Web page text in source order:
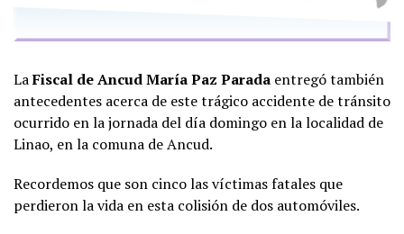
LaFiscal de Ancud María Paz Parada entregó también
antecedentes acerca de este trágico accidente de tránsito
ocurrido en la jornada del día domingo en la localidad de
Linao, en la comuna de Ancud.
Recordemos que son cinco las víctimas fatales que
perdieron la vida en esta colisión de dos automóviles.